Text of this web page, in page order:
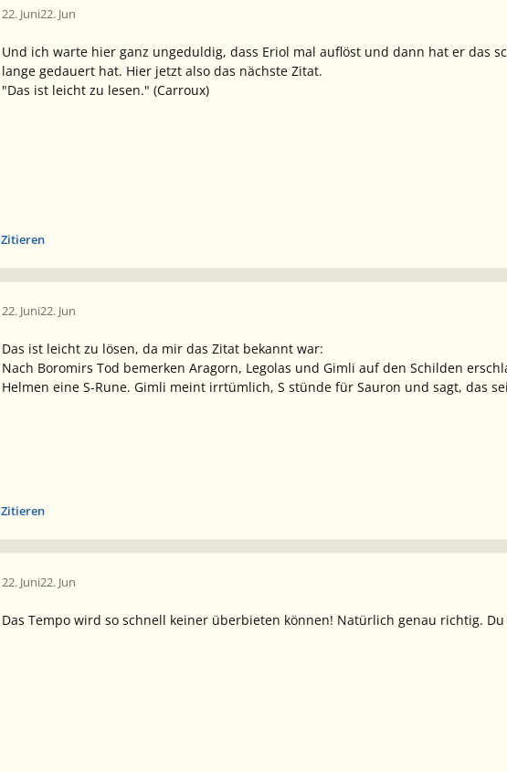
22. Juni22. Jun
Und ich warte hier ganz ungeduldig, dass Eriol mal auflöst und dann hat er das
lange gedauert hat. Hier jetzt also das nächste Zitat.
"Das ist leicht zu lesen." (Carroux)
Zitieren
22. Juni22. Jun
Das ist leicht zu lösen, da mir das Zitat bekannt war:
Nach Boromirs Tod bemerken Aragorn, Legolas und Gimli auf den Schilden
Helmen eine S-Rune. Gimli meint irrtümlich, S stünde für Sauron und sagt, das
Zitieren
22. Juni22. Jun
Das Tempo wird so schnell keiner überbieten können! Natürlich genau richtig.